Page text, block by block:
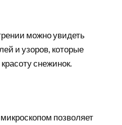
можно увидеть
и узоров, которые
снежинок.
позволяет